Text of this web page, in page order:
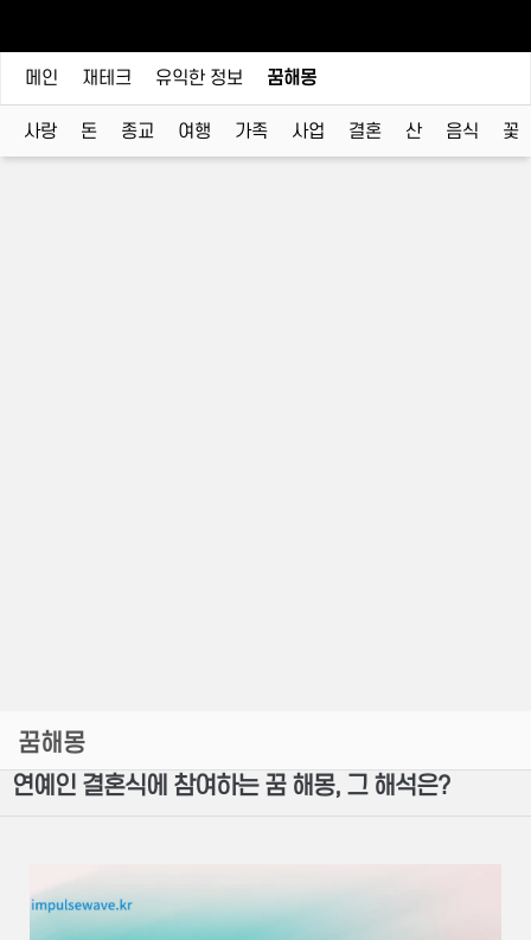
메인 재테크 유익한 정보 꿈해몽
사랑 돈 종교 여행 가족 사업 결혼 산 음식 꽃
꿈해몽
연예인 결혼식에 참여하는 꿈 해몽, 그 해석은?